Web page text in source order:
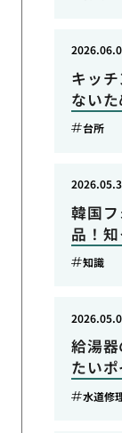
キッ
ない
台所
韓国
品！
知識
給湯
たい
水道修